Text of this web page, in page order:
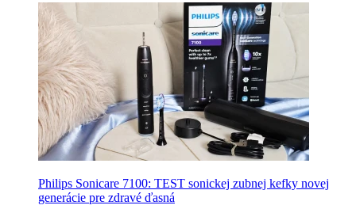
Philips Sonicare 7100: TEST sonickej zubnej kefky novej
generácie pre zdravé ďasná